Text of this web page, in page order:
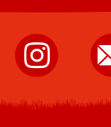
Timrå
kommun
på
Instagram.